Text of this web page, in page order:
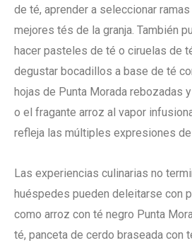
de té, aprender a seleccionar
mejores tés de la granja. También
hacer pasteles de té o ciruelas de
degustar bocadillos a base de té
hojas de Punta Morada rebozadas
o el fragante arroz al vapor
refleja las múltiples expresiones
Las experiencias culinarias no
huéspedes pueden deleitarse con
como arroz con té negro Punta
té, panceta de cerdo braseada con